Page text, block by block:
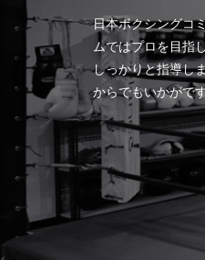
日本ボクシングコ
ムではプロを目指
しっかりと指導し
からでもいかがで